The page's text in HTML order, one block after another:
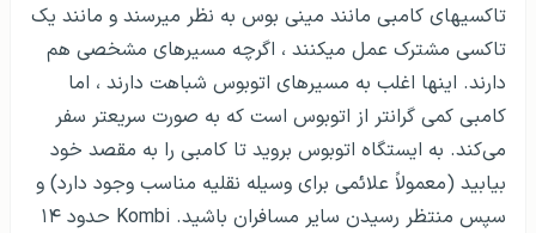
تاکسی­های کامبی مانند مینی بوس به نظر می­رسند و مانند یک
تاکسی مشترک عمل می­کنند ، اگرچه مسیرهای مشخصی هم
دارند. اینها اغلب به مسیرهای اتوبوس شباهت دارند ، اما
كامبی کمی گرانتر از اتوبوس است که به صورت سریع­تر سفر
می‌کند. به ایستگاه اتوبوس بروید تا کامبی را به مقصد خود
بیابید (معمولاً علائمی برای وسیله نقلیه مناسب وجود دارد) و
سپس منتظر رسیدن سایر مسافران باشید. Kombi حدود ۱۴